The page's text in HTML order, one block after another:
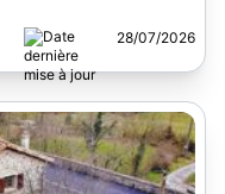
28/07/2026